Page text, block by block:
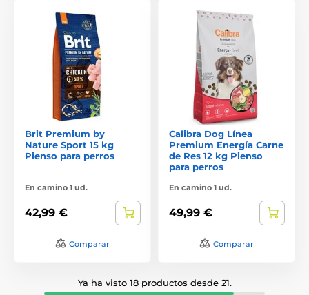
Brit Premium by
Nature Sport 15 kg
Pienso para perros
En camino 1 ud.
42,99 €
Comparar
Calibra Dog Línea
Premium Energía Carne
de Res 12 kg Pienso
para perros
En camino 1 ud.
49,99 €
Comparar
Ya ha visto 18 productos desde 21.